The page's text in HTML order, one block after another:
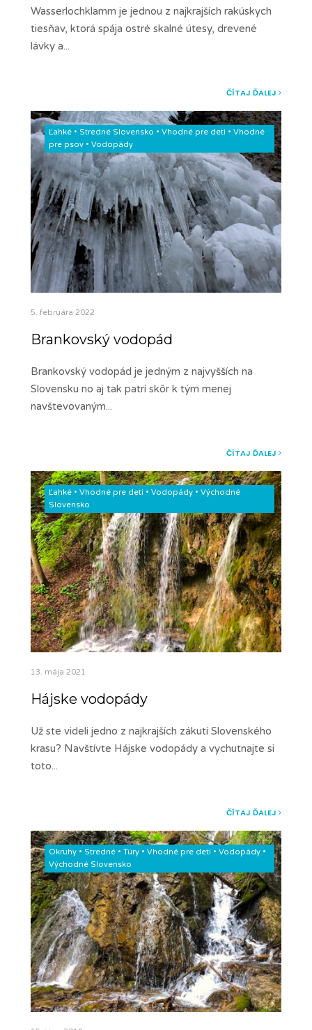
Wasserlochklamm je jednou z najkrajších rakúskych
tiesňav, ktorá spája ostré skalné útesy, drevené
lávky a...
ČÍTAJ ĎALEJ
Ľahké • Stredné Slovensko • Vhodné pre deti • Vhodné
pre psov • Vodopády
5. februára 2022
Brankovský vodopád
Brankovský vodopád je jedným z najvyšších na
Slovensku no aj tak patrí skôr k tým menej
navštevovaným...
ČÍTAJ ĎALEJ
Ľahké • Vhodné pre deti • Vodopády • Východné
Slovensko
13. mája 2021
Hájske vodopády
Už ste videli jedno z najkrajších zákutí Slovenského
krasu? Navštívte Hájske vodopády a vychutnajte si
toto...
ČÍTAJ ĎALEJ
Okruhy • Stredné • Túry • Vhodné pre deti • Vodopády •
Východné Slovensko